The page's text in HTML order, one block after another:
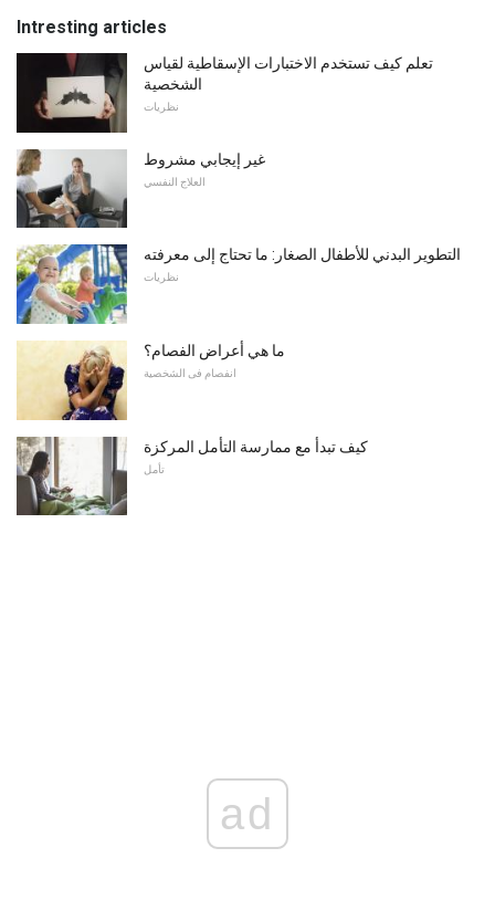
Intresting articles
تعلم كيف تستخدم الاختبارات الإسقاطية لقياس
الشخصية
نظريات
غير إيجابي مشروط
العلاج النفسي
التطوير البدني للأطفال الصغار: ما تحتاج إلى معرفته
نظريات
ما هي أعراض الفصام؟
انفصام فى الشخصية
كيف تبدأ مع ممارسة التأمل المركزة
تأمل
ad